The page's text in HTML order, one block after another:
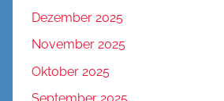
Dezember 2025
November 2025
Oktober 2025